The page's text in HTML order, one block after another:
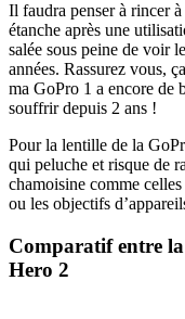
Il faudra penser à rincer à
étanche après une
salée sous peine de voir
années. Rassurez vous,
ma GoPro 1 a encore de
souffrir depuis 2 ans !
Pour la lentille de la
qui peluche et risque de
chamoisine comme
ou les objectifs
Comparatif entre
Hero 2